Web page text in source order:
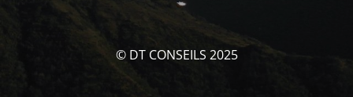
© DT CONSEILS 2025